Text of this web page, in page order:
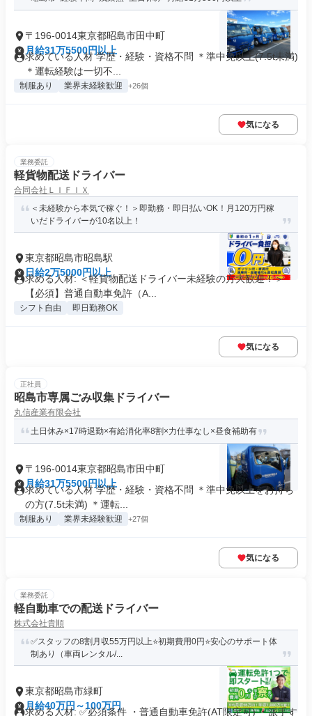
〒196-0014東京都昭島市田中町
月給31万5500円以上
求めている人材 学歴・経験・資格不問 ＊準中免以上(7.5t未満)
＊運転経験は一切不...
制服あり 業界未経験歓迎 +26個
気になる
業務委託
軽貨物配送ドライバー
合同会社ＬＩＦＩＸ
＜未経験から本気で稼ぐ！＞即勤務・即日払いOK！月120万円稼
いだドライバーが10名以上！
東京都昭島市昭島駅
日給2万5000円以上
求める人材: ＜軽貨物配送ドライバー未経験の方大歓迎！＞
【必須】普通自動車免許（A...
シフト自由 即日勤務OK
気になる
正社員
昭島市専属ごみ収集ドライバー
丸信産業有限会社
土日休み×17時退勤×有給消化率8割×力仕事なし×昼食補助有
〒196-0014東京都昭島市田中町
月給31万5500円以上
求めている人材 学歴・経験・資格不問 ＊準中免以上をお持ち
の方(7.5t未満) ＊運転...
制服あり 業界未経験歓迎 +27個
気になる
業務委託
軽自動車での配送ドライバー
株式会社貴順
✅スタッフの8割月収55万円以上⭐️初期費用0円⭐️安心のサポート体
制あり（車両レンタル/...
東京都昭島市緑町
月給40万円～100万円
求める人材: ✅️必須条件 ・普通自動車免許(AT限定可) ・派手す